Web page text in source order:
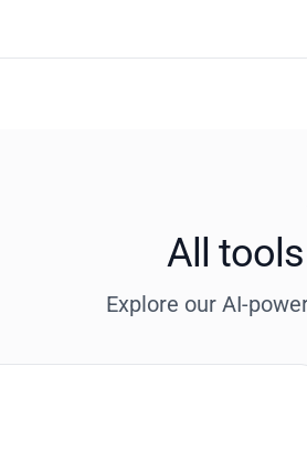
All
Explore our AI-